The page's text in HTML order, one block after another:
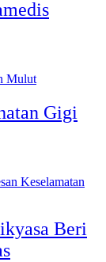
Gigi
Beri